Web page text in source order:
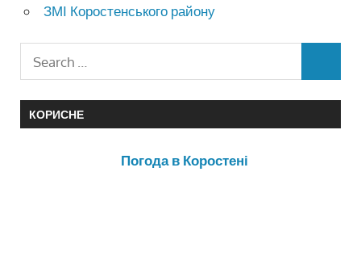
ЗМІ Коростенського району
КОРИСНЕ
Погода в Коростені